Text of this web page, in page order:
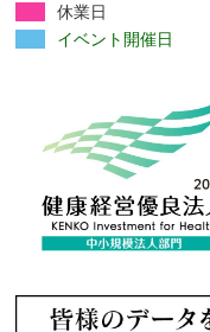
休業日
イベント開催日